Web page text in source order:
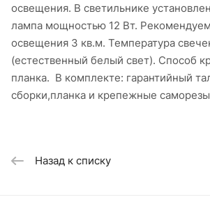
освещения. В светильнике
лампа мощностью 12 Вт.
освещения 3 кв.м. Температура
(естественный белый свет). Способ
планка. В комплекте: гарантийный
сборки,планка и крепежные
Назад к списку